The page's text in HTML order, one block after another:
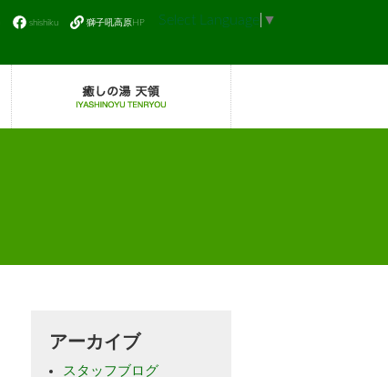
shishiku 獅子吼高原HP Select Language ▼
アーカイブ
スタッフブログ